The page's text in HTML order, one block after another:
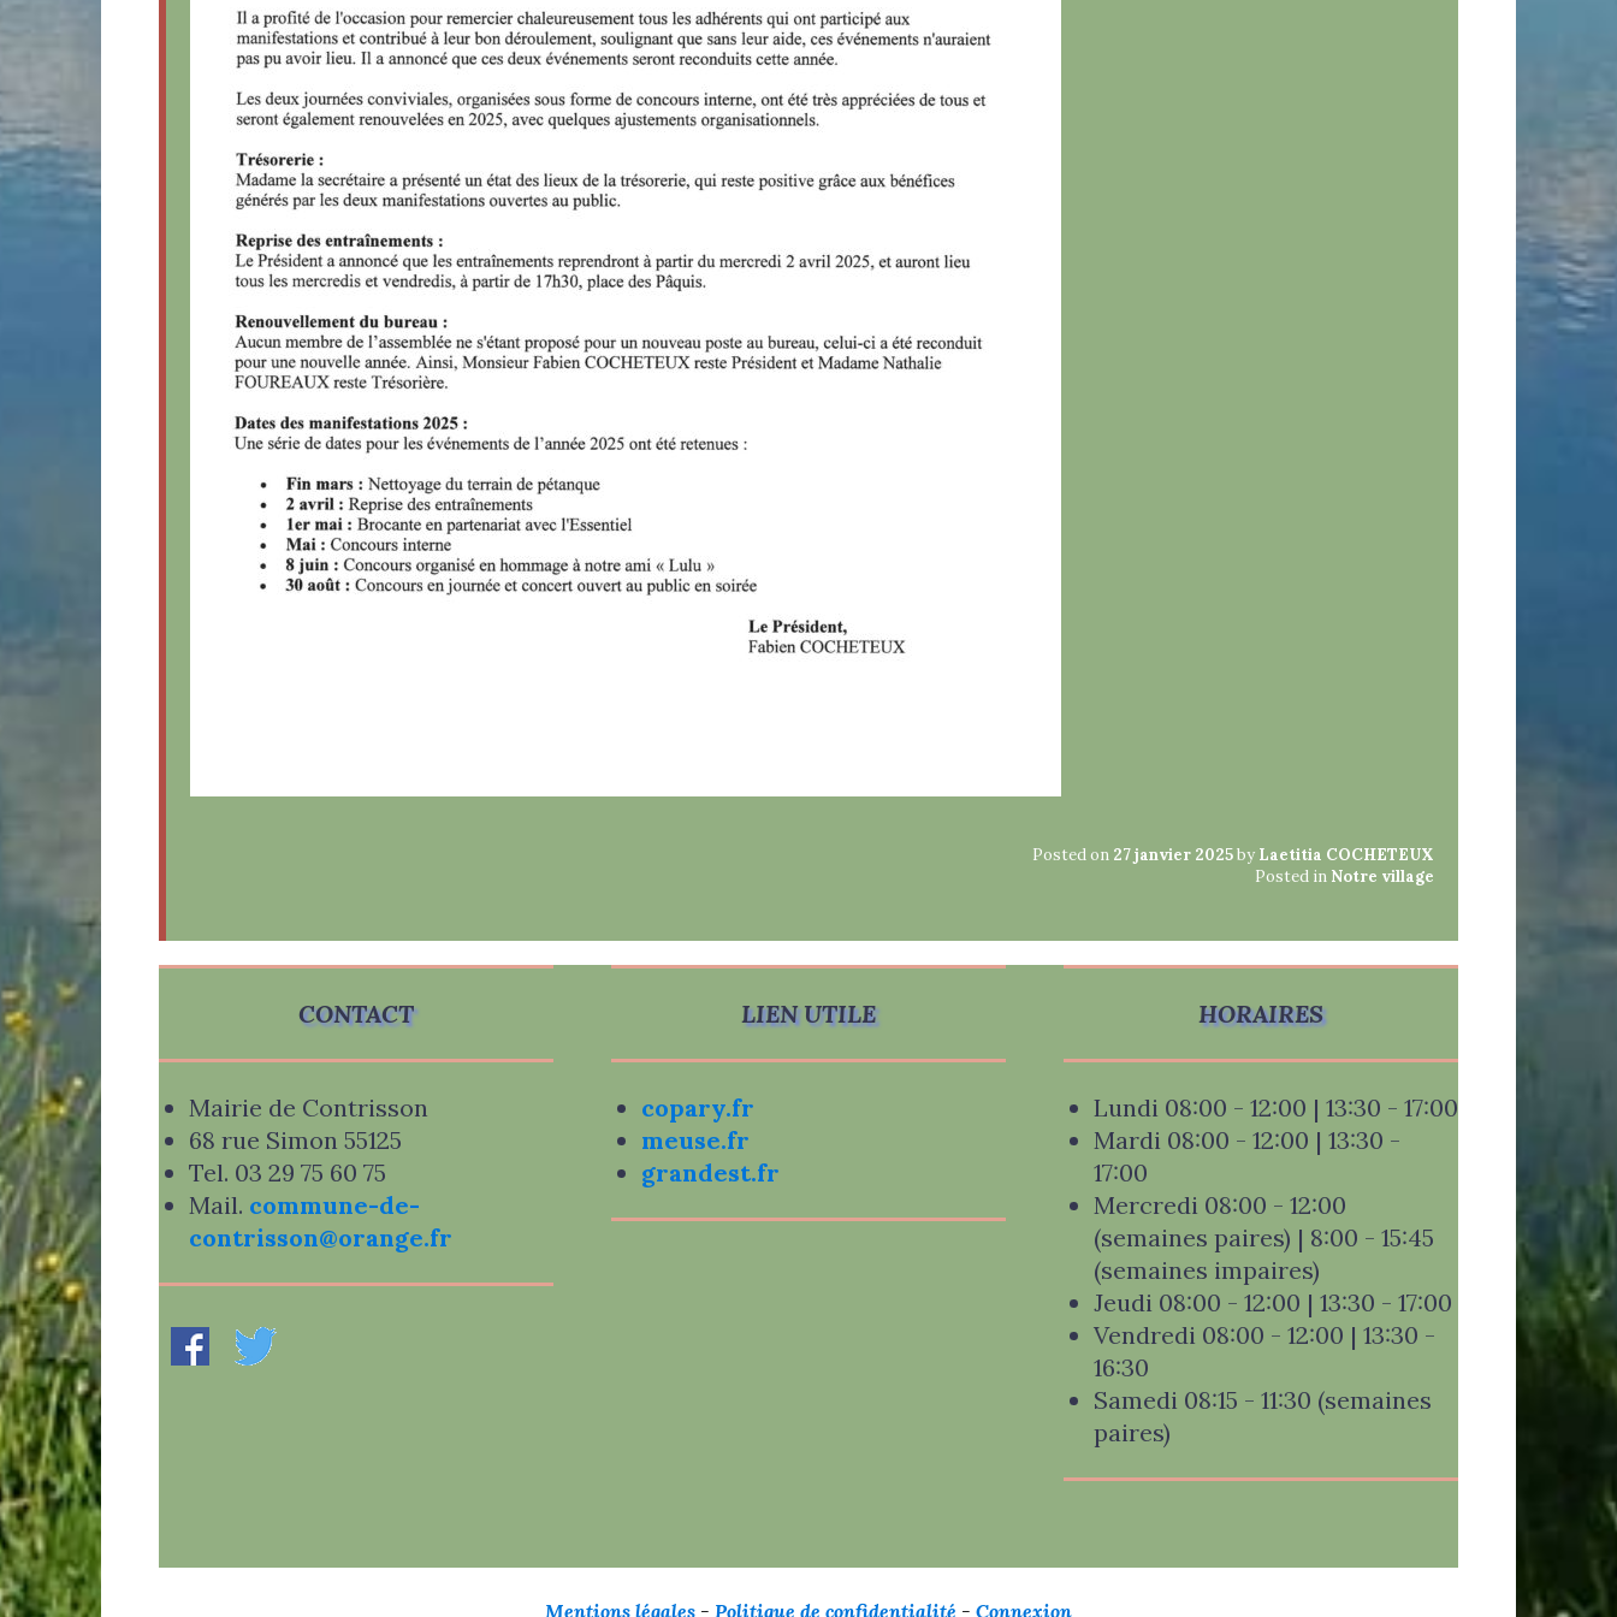
Posted on 27 janvier 2025by Laetitia COCHETEUX
Posted in Notre village
CONTACT
Mairie de Contrisson
68 rue Simon 55125
Tel. 03 29 75 60 75
Mail. commune-de-
contrisson@orange.fr
LIEN UTILE
copary.fr
meuse.fr
grandest.fr
HORAIRES
Lundi 08:00 - 12:00 | 13:30 - 17:00
Mardi 08:00 - 12:00 | 13:30 -
17:00
Mercredi 08:00 - 12:00
(semaines paires) | 8:00 - 15:45
(semaines impaires)
Jeudi 08:00 - 12:00 | 13:30 - 17:00
Vendredi 08:00 - 12:00 | 13:30 -
16:30
Samedi 08:15 - 11:30 (semaines
paires)
Mentions légales - Politique de confidentialité - Connexion